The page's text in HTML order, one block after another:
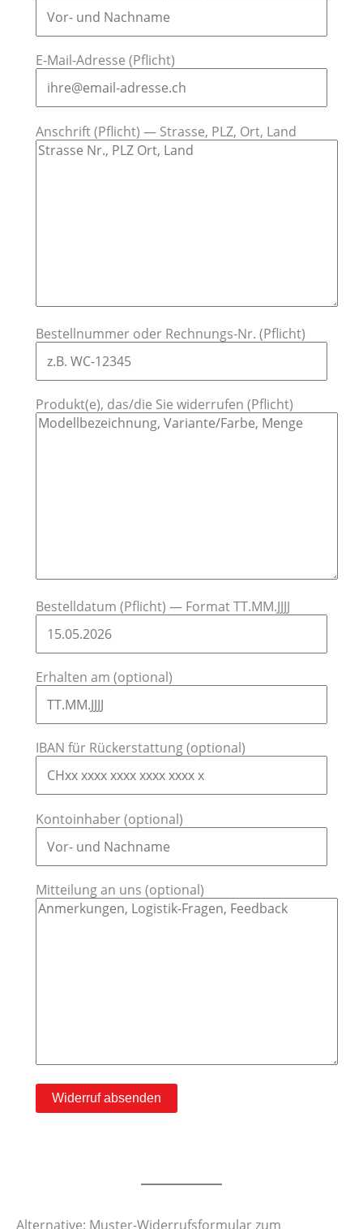
E-Mail-Adresse (Pflicht)
Anschrift (Pflicht) — Strasse, PLZ, Ort, Land
Bestellnummer oder Rechnungs-Nr. (Pflicht)
Produkt(e), das/die Sie widerrufen (Pflicht)
Bestelldatum (Pflicht) — Format TT.MM.JJJJ
Erhalten am (optional)
IBAN für Rückerstattung (optional)
Kontoinhaber (optional)
Mitteilung an uns (optional)
Alternative: Muster-Widerrufsformular zum